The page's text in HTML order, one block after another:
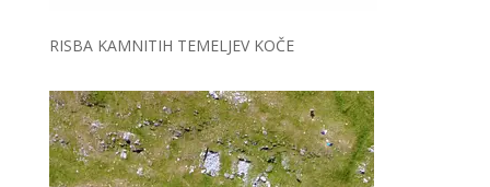
RISBA KAMNITIH TEMELJEV KOČE